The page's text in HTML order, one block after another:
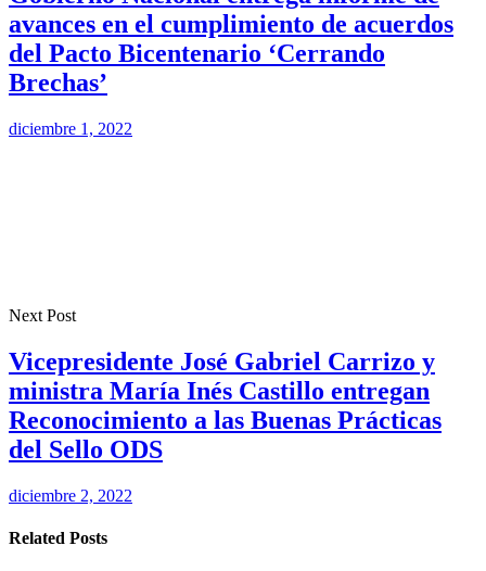
avances en el cumplimiento de acuerdos
del Pacto Bicentenario ‘Cerrando
Brechas’
diciembre 1, 2022
Next Post
Vicepresidente José Gabriel Carrizo y
ministra María Inés Castillo entregan
Reconocimiento a las Buenas Prácticas
del Sello ODS
diciembre 2, 2022
Related Posts